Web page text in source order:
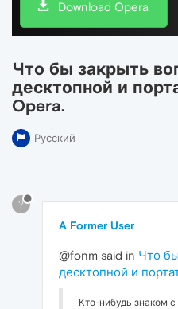
Download Opera
Что бы закрыть
десктопной и
Opera.
Русский
?
A Former User
@fonm said in Что
десктопной и
Кто-нибудь знаком